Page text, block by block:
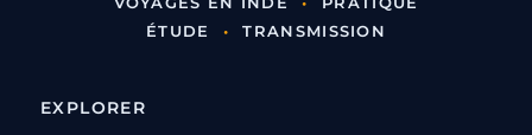
ÉTUDE
• TRANSMISSION
EXPLORER